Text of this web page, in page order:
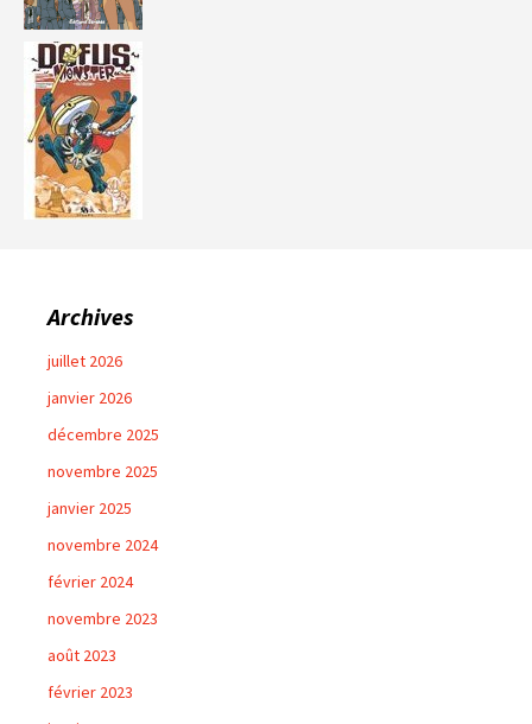
Archives
juillet 2026
janvier 2026
décembre 2025
novembre 2025
janvier 2025
novembre 2024
février 2024
novembre 2023
août 2023
février 2023